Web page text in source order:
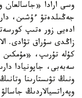
وسى ارادا «جاسالعان
جەڭىلدەتۋ ءۇشىن،
ادەيى زور ەتىپ
زاڭدى سۇراق تۋادى.
كۇلە تۇرىپ،
سەبەبى، جاپونيادا
ونىڭ تۋىستارىنا
وپەراتسيالاردىڭ